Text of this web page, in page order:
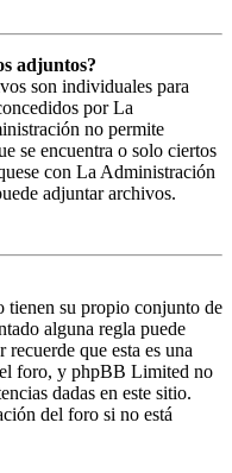
adjuntos?
son individuales para
por La
no permite
se encuentra o solo ciertos
con La Administración
adjuntar archivos.
tienen su propio conjunto de
alguna regla puede
que esta es una
foro, y phpBB Limited no
dadas en este sitio.
del foro si no está